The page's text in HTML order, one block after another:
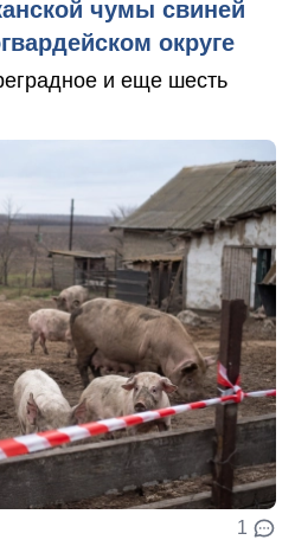
чумы свиней
округе
и еще шесть
1